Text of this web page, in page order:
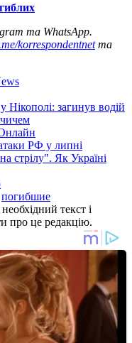
та WhatsApp.
korrespondentnetта
Нікополі: загинув водій
РФ у липні
стрілу". Як Україні
погибшие
текст і
про це редакцію.